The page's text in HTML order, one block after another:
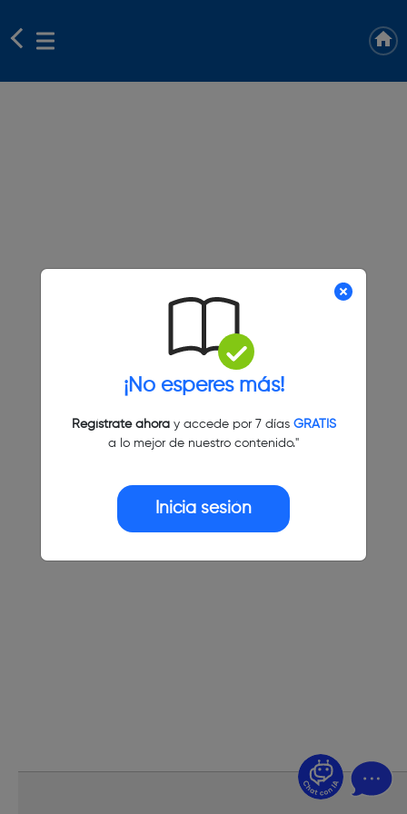
¡No esperes más!
Regístrate ahoray accede por 7 días GRATIS
a lo mejor de nuestro contenido."
Inicia sesión